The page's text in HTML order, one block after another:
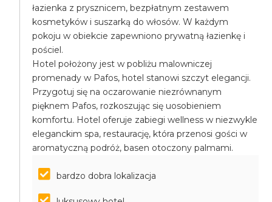
łazienka z prysznicem, bezpłatnym zestawem
kosmetyków i suszarką do włosów. W każdym
pokoju w obiekcie zapewniono prywatną łazienkę i
pościel.
Hotel położony jest w pobliżu malowniczej
promenady w Pafos, hotel stanowi szczyt elegancji.
Przygotuj się na oczarowanie niezrównanym
pięknem Pafos, rozkoszując się uosobieniem
komfortu. Hotel oferuje zabiegi wellness w niezwykle
eleganckim spa, restaurację, która przenosi gości w
aromatyczną podróż, basen otoczony palmami.
bardzo dobra lokalizacja